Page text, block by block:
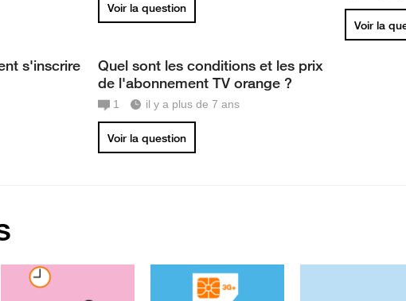
Voir la question
Voir la
s'inscrire
Quel sont les conditions et les prix
de l'abonnement TV orange ?
1 il y a plus de 7 ans
Voir la question